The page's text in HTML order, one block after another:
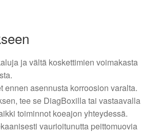
ja vältä koskettimien voimakasta
ennen asennusta korroosion varalta.
tee se DiagBoxilla tai vastaavalla
toiminnot koeajon yhteydessä.
vaurioitunutta peittomuovia